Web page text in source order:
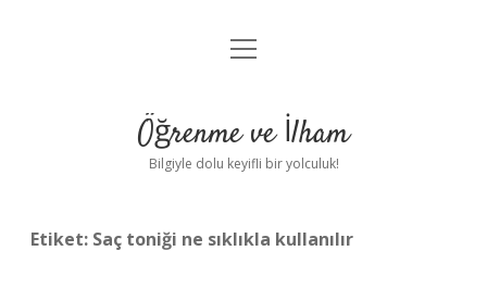
Anasayfa
Yasal Uyarı
menüyü
Öğrenme ve İlham
Bilgiyle dolu keyifli bir yolculuk!
Etiket: Saç toniği ne sıklıkla kullanılır